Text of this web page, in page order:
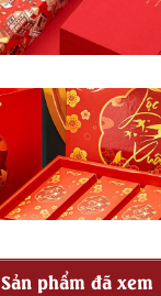
Sản phẩm đã xem